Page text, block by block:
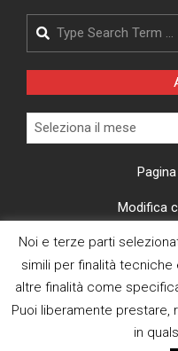
Search
Archivi
Modifica
CI
Noi e terze parti
simili per finalità
altre finalità come
Puoi liberamente prestare,
in